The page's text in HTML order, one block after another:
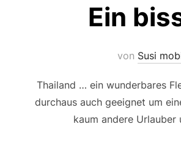
Ein
von Susi
Thailand … ein wunderbares
durchaus auch geeignet um
kaum andere